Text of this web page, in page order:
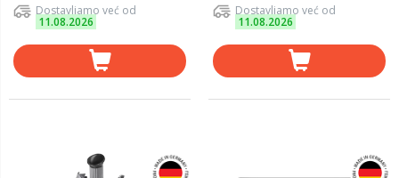
Dostavljamo već od
11.08.2026
Dostavljamo već od
11.08.2026